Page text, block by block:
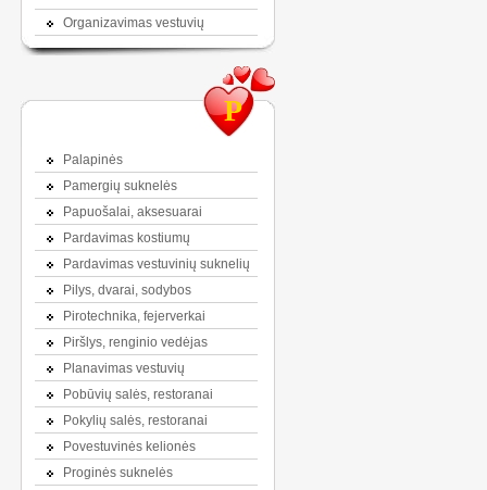
Organizavimas vestuvių
P
Palapinės
Pamergių suknelės
Papuošalai, aksesuarai
Pardavimas kostiumų
Pardavimas vestuvinių suknelių
Pilys, dvarai, sodybos
Pirotechnika, fejerverkai
Piršlys, renginio vedėjas
Planavimas vestuvių
Pobūvių salės, restoranai
Pokylių salės, restoranai
Povestuvinės kelionės
Proginės suknelės